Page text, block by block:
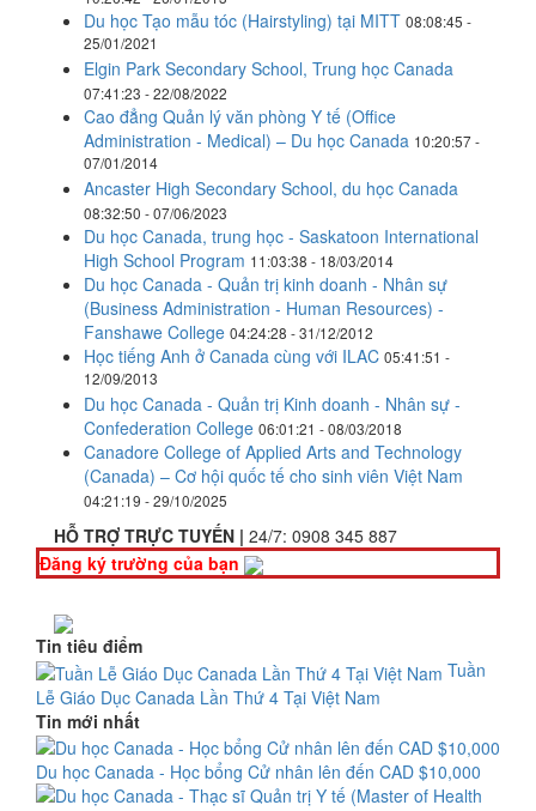
Du học Tạo mẫu tóc (Hairstyling) tại MITT 08:08:45 -
25/01/2021
Elgin Park Secondary School, Trung học Canada
07:41:23 - 22/08/2022
Cao đẳng Quản lý văn phòng Y tế (Office
Administration - Medical) – Du học Canada 10:20:57 -
07/01/2014
Ancaster High Secondary School, du học Canada
08:32:50 - 07/06/2023
Du học Canada, trung học - Saskatoon International
High School Program 11:03:38 - 18/03/2014
Du học Canada - Quản trị kinh doanh - Nhân sự
(Business Administration - Human Resources) -
Fanshawe College 04:24:28 - 31/12/2012
Học tiếng Anh ở Canada cùng với ILAC 05:41:51 -
12/09/2013
Du học Canada - Quản trị Kinh doanh - Nhân sự -
Confederation College 06:01:21 - 08/03/2018
Canadore College of Applied Arts and Technology
(Canada) – Cơ hội quốc tế cho sinh viên Việt Nam
04:21:19 - 29/10/2025
HỖ TRỢ TRỰC TUYẾN | 24/7: 0908 345 887
Đăng ký trường của bạn
Tin tiêu điểm
Tuần
Lễ Giáo Dục Canada Lần Thứ 4 Tại Việt Nam
Tin mới nhất
Du học Canada - Học bổng Cử nhân lên đến CAD $10,000